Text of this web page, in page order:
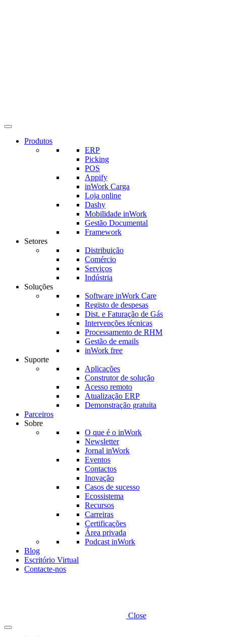
Produtos
ERP
Picking
POS
Appify
inWork Carga
Loja online
Dashy
Mobilidade inWork
Gestão Documental
Framework
Setores
Distribuição
Comércio
Serviços
Indústria
Soluções
Software inWork Care
Registo de despesas
Dist. e Faturação de Gás
Intervenções técnicas
Processamento de RHM
Gestão de emails
inWork free
Suporte
Aplicações
Construtor de solução
Acesso remoto
Atualização ERP
Demonstração gratuita
Parceiros
Sobre
O que é o inWork
Newsletter
Jornal inWork
Eventos
Contactos
Inovação
Casos de sucesso
Ecossistema
Recursos
Carreiras
Certificações
Área privada
Podcast inWork
Blog
Escritório Virtual
Contacte-nos
Close